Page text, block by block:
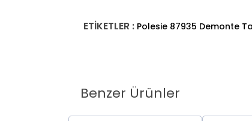
ETİKETLER : Polesie 87935 Demonte
Benzer Ürünler